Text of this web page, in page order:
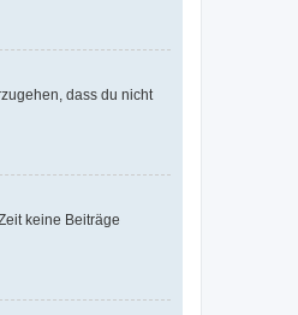
dass du nicht
keine Beiträge